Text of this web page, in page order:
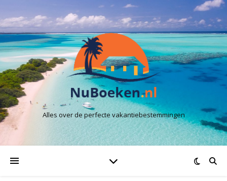
Alles over de perfecte vakantiebestemmingen